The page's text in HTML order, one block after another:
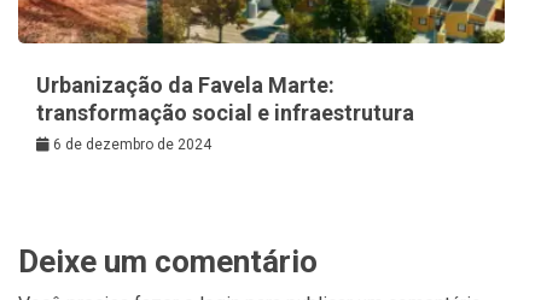
Urbanização da Favela Marte:
transformação social e infraestrutura
6 de dezembro de 2024
Deixe um comentário